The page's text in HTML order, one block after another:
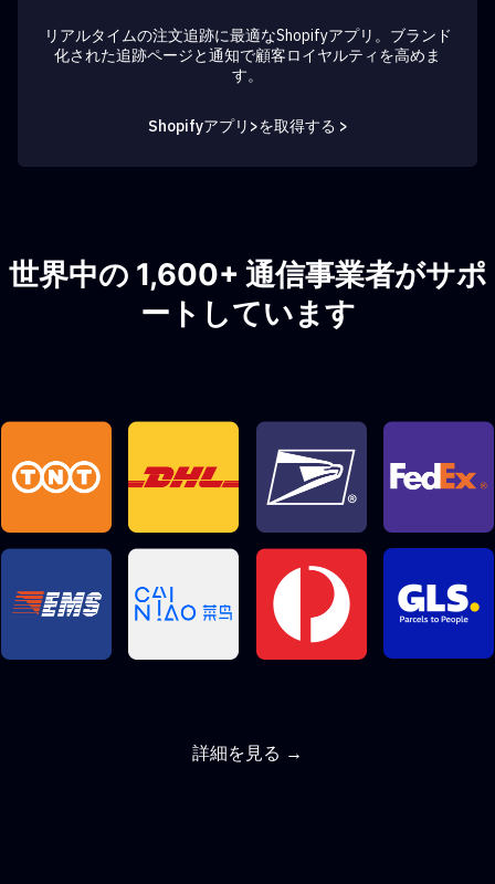
リアルタイムの注文追跡に最適なShopifyアプリ。ブランド
化された追跡ページと通知で顧客ロイヤルティを高めま
す。
Shopifyアプリ>を取得する >
世界中の 1,600+ 通信事業者がサポ
ートしています
詳細を見る →